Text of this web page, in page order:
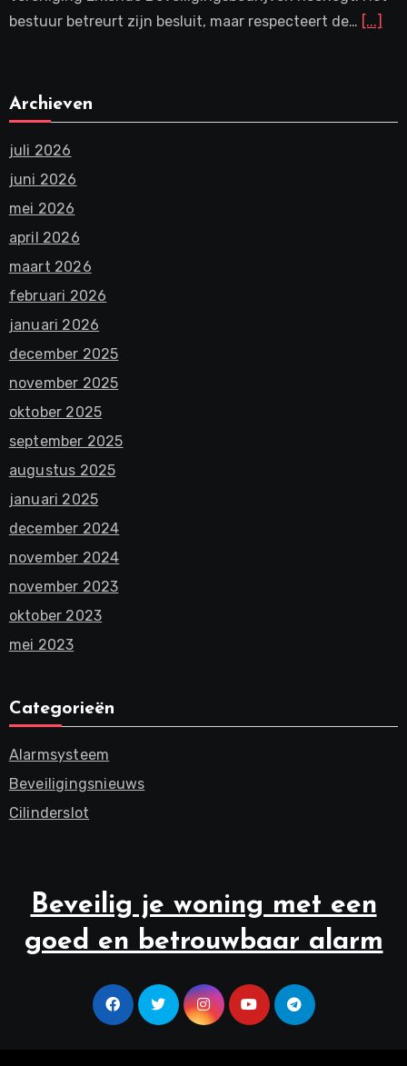
bestuur betreurt zijn besluit, maar respecteert de… [...]
Archieven
juli 2026
juni 2026
mei 2026
april 2026
maart 2026
februari 2026
januari 2026
december 2025
november 2025
oktober 2025
september 2025
augustus 2025
januari 2025
december 2024
november 2024
november 2023
oktober 2023
mei 2023
Categorieën
Alarmsysteem
Beveiligingsnieuws
Cilinderslot
Beveilig je woning met een
goed en betrouwbaar alarm